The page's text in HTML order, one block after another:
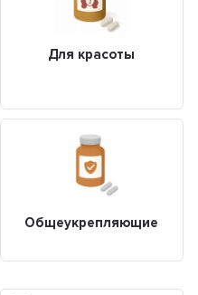
Для красоты
Общеукрепляющие